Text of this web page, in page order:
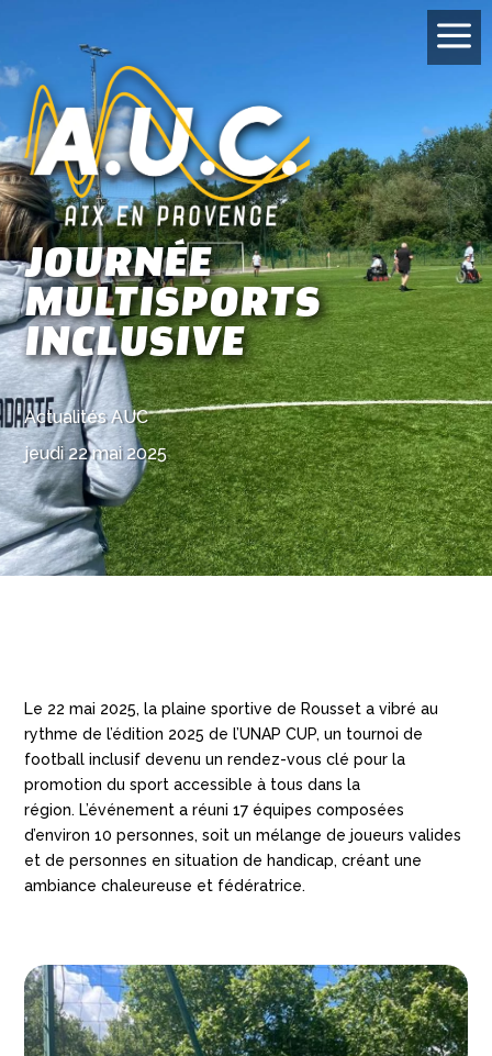
a
JOURNÉE
MULTISPORTS
INCLUSIVE
Actualités AUC
jeudi 22 mai 2025
Le 22 mai 2025, la plaine sportive de Rousset a vibré au
rythme de l’édition 2025 de l’UNAP CUP, un tournoi de
football inclusif devenu un rendez-vous clé pour la
promotion du sport accessible à tous dans la
région. L’événement a réuni 17 équipes composées
d’environ 10 personnes, soit un mélange de joueurs valides
et de personnes en situation de handicap, créant une
ambiance chaleureuse et fédératrice.